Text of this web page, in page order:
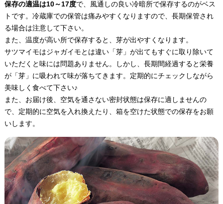
保存の適温は10～17度で、風通しの良い冷暗所で保存するのがベス
トです。冷蔵庫での保管は痛みやすくなりますので、長期保管され
る場合は注意して下さい。
また、温度が高い所で保存すると、芽が出やすくなります。
サツマイモはジャガイモとは違い「芽」が出てもすぐに取り除いて
いただくと味には問題ありません。しかし、長期間経過すると栄養
が「芽」に吸われて味が落ちてきます。定期的にチェックしながら
美味しく食べて下さい♪
また、お届け後、空気を通さない密封状態は保存に適しませんの
で、定期的に空気を入れ換えたり、箱を空けた状態での保存をお願
いします。